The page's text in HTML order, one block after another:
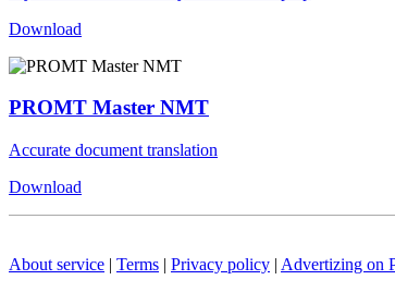
Download
PROMT Master NMT
Accurate document translation
Download
About service | Terms | Privacy policy | Advertizing on